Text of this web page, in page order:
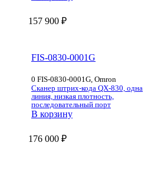
157 900 ₽
FIS-0830-0001G
0 FIS-0830-0001G, Omron
Сканер штрих-кода QX-830, одна
линия, низкая плотность,
последовательный порт
В корзину
176 000 ₽